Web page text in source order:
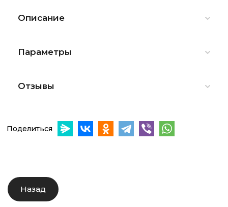
Описание
Параметры
Отзывы
Поделиться
Назад